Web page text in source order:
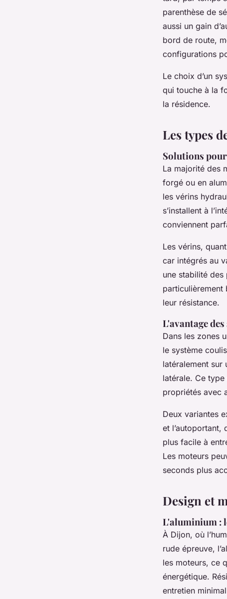
parenthèse de
aussi un gain
bord de route,
configurations
Le choix d’un
qui touche à la
la résidence.
Les types
Solutions
La majorité des
forgé ou en
les vérins
s’installent à
conviennent
Les vérins,
car intégrés au
une stabilité des
particulièrement
leur résistance.
L'avantage
Dans les zones
le système
latéralement sur
latérale. Ce
propriétés avec
Deux variantes
et l’autoportant,
plus facile à
Les moteurs
seconds plus
Design et
L'aluminium :
À Dijon, où
rude épreuve,
les moteurs, ce
énergétique.
entretien